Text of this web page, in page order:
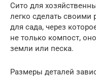
Сито для
легко сделать своими
для сада, через
не только компост,
земли или песка.
Размеры деталей